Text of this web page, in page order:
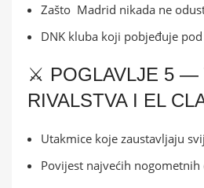
Zašto Madrid nikada ne
DNK kluba koji pobjeđuje
⚔️ POGLAVLJE 5 —
RIVALSTVA I EL
Utakmice koje zaustavljaju
Povijest najvećih nogometnih